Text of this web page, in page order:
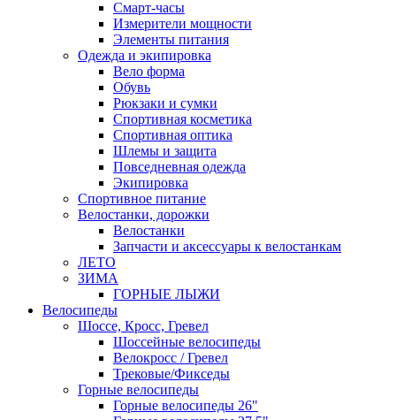
Смарт-часы
Измерители мощности
Элементы питания
Одежда и экипировка
Вело форма
Обувь
Рюкзаки и сумки
Спортивная косметика
Спортивная оптика
Шлемы и защита
Повседневная одежда
Экипировка
Спортивное питание
Велостанки, дорожки
Велостанки
Запчасти и аксессуары к велостанкам
ЛЕТО
ЗИМА
ГОРНЫЕ ЛЫЖИ
Велосипеды
Шоссе, Кросс, Гревел
Шоссейные велосипеды
Велокросс / Гревел
Трековые/Фикседы
Горные велосипеды
Горные велосипеды 26"